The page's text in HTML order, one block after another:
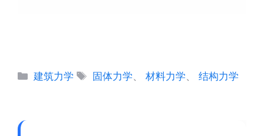
分
建筑力学
标
固体力学 、材料力学 、结构力学